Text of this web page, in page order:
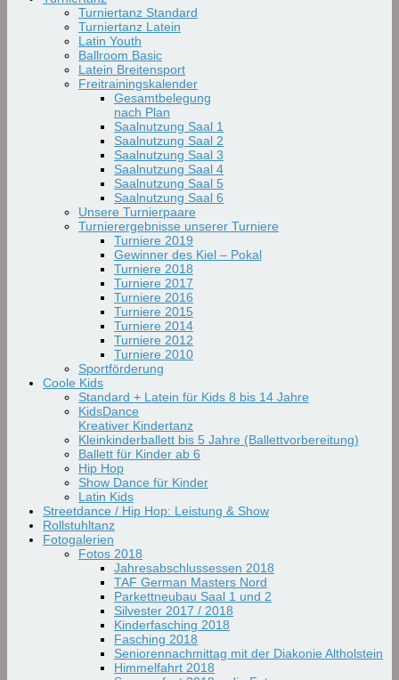
Turniertanz Standard
Turniertanz Latein
Latin Youth
Ballroom Basic
Latein Breitensport
Freitrainingskalender
Gesamtbelegung
nach Plan
Saalnutzung Saal 1
Saalnutzung Saal 2
Saalnutzung Saal 3
Saalnutzung Saal 4
Saalnutzung Saal 5
Saalnutzung Saal 6
Unsere Turnierpaare
Turnierergebnisse unserer Turniere
Turniere 2019
Gewinner des Kiel – Pokal
Turniere 2018
Turniere 2017
Turniere 2016
Turniere 2015
Turniere 2014
Turniere 2012
Turniere 2010
Sportförderung
Coole Kids
Standard + Latein für Kids 8 bis 14 Jahre
KidsDance
Kreativer Kindertanz
Kleinkinderballett bis 5 Jahre (Ballettvorbereitung)
Ballett für Kinder ab 6
Hip Hop
Show Dance für Kinder
Latin Kids
Streetdance / Hip Hop: Leistung & Show
Rollstuhltanz
Fotogalerien
Fotos 2018
Jahresabschlussessen 2018
TAF German Masters Nord
Parkettneubau Saal 1 und 2
Silvester 2017 / 2018
Kinderfasching 2018
Fasching 2018
Seniorennachmittag mit der Diakonie Altholstein
Himmelfahrt 2018